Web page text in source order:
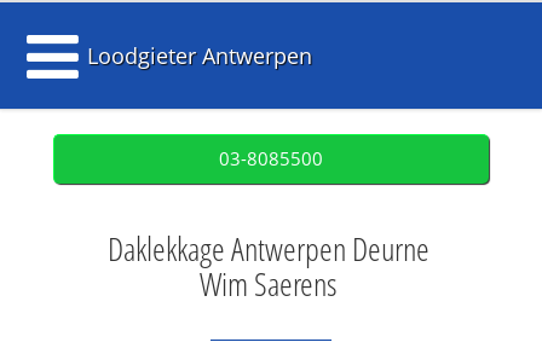
Loodgieter Antwerpen
03-8085500
Daklekkage Antwerpen Deurne
Wim Saerens